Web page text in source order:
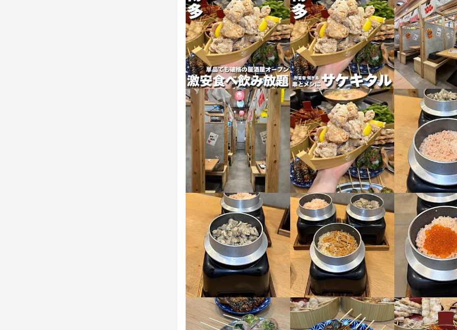
【プライベートも充実】
完全週休2日制で月8日以上休み。特別休暇や長期休暇、時短勤務、ランチタイムの
軟な働き方が可能です。残業も少なめで、無理なく長く続けられます。
身に付くスキル
包丁さばき 焼酎の知識 肉の知識 食器の知識 サービスマナー テーブルマナー 出店開業ノウハウ
メニュー開発
店名
野菜巻 焼き鳥 串とメシには サケキタル 博多駅前店
勤務地
福岡県福岡市博多区博多駅東2-3-29 東福博多駅東ビル 2F
連絡先
092-600-9767
法人名・事業者名
株式会社MS Group
最終更新日2026/04/18